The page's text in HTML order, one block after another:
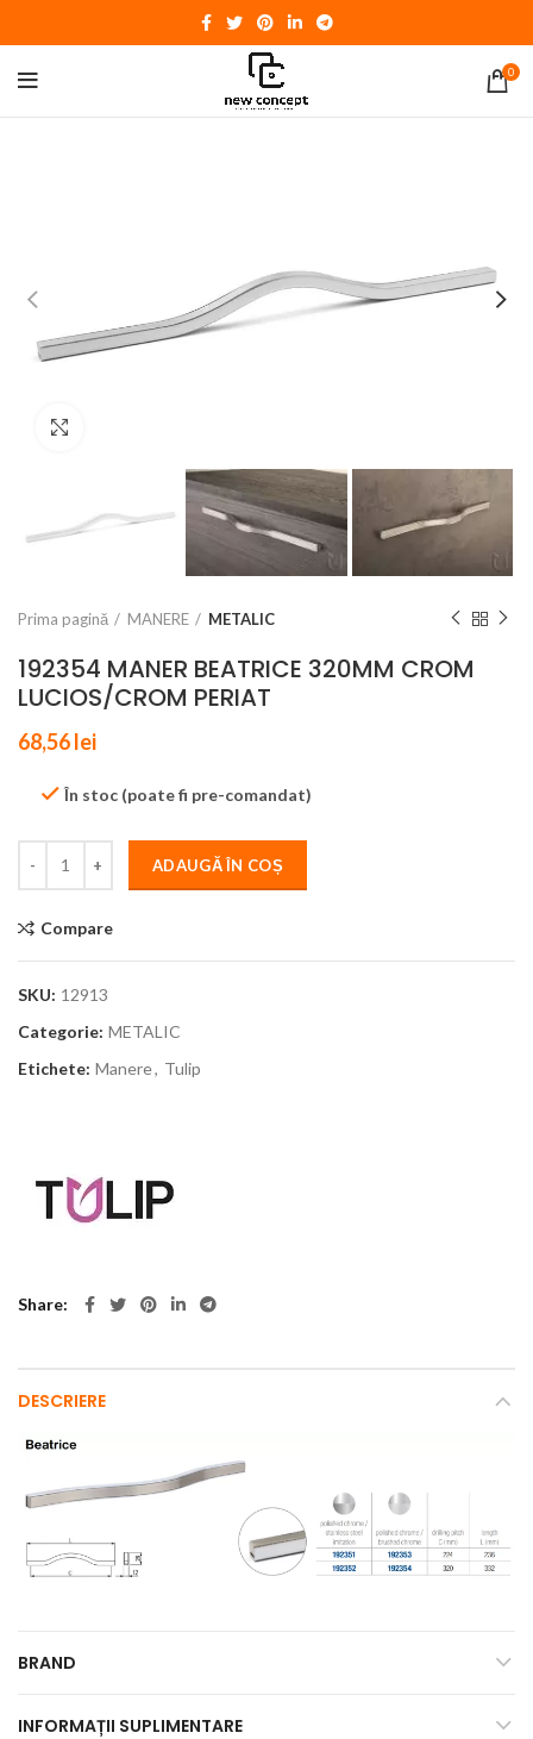
0
Prima pagină MANERE METALIC
192354 MANER BEATRICE 320MM CROM
LUCIOS/CROM PERIAT
68,56lei
În stoc (poate fi pre-comandat)
ADAUGĂ ÎN COȘ
Compare
SKU: 12913
Categorie: METALIC
Etichete: Manere, Tulip
Share
DESCRIERE
BRAND
INFORMAȚII SUPLIMENTARE